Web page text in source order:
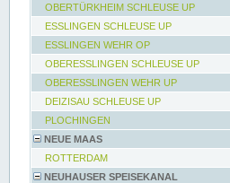
OBERTÜRKHEIM SCHLEUSE UP
ESSLINGEN SCHLEUSE UP
ESSLINGEN WEHR OP
OBERESSLINGEN SCHLEUSE UP
OBERESSLINGEN WEHR UP
DEIZISAU SCHLEUSE UP
PLOCHINGEN
NEUE MAAS
ROTTERDAM
NEUHAUSER SPEISEKANAL